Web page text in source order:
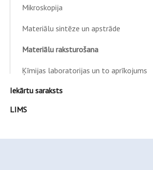
Mikroskopija
Materiālu sintēze un apstrāde
Materiālu raksturošana
Ķīmijas laboratorijas un to aprīkojums
Iekārtu saraksts
LIMS